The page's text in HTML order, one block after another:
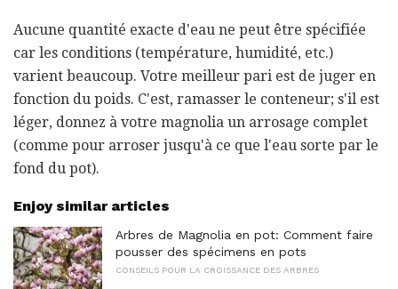
Aucune quantité exacte d'eau ne peut être spécifiée
car les conditions (température, humidité, etc.)
varient beaucoup. Votre meilleur pari est de juger en
fonction du poids. C'est, ramasser le conteneur; s'il est
léger, donnez à votre magnolia un arrosage complet
(comme pour arroser jusqu'à ce que l'eau sorte par le
fond du pot).
Enjoy similar articles
Arbres de Magnolia en pot: Comment faire
pousser des spécimens en pots
CONSEILS POUR LA CROISSANCE DES ARBRES